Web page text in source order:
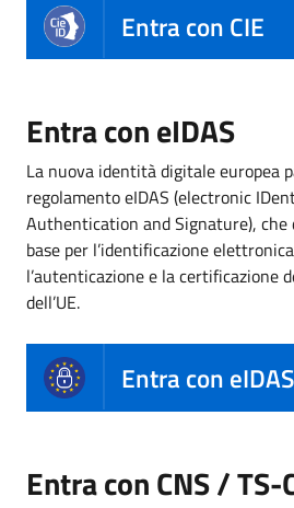
Entra con CIE
Entra con eIDAS
La nuova identità digitale europea
regolamento eIDAS (electronic
Authentication and Signature),
base per l’identificazione
l’autenticazione e la certificazione
dell’UE.
Entra con eIDAS
Entra con CNS / TS-